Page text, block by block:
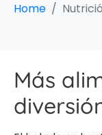
Home
Más